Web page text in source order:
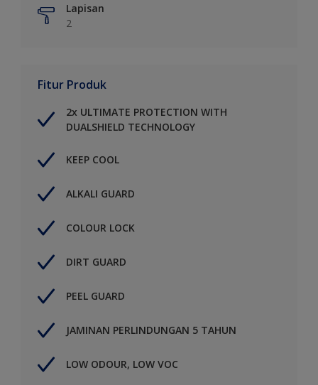
Lapisan
2
Fitur Produk
2x ULTIMATE PROTECTION WITH
DUALSHIELD TECHNOLOGY
KEEP COOL
ALKALI GUARD
COLOUR LOCK
DIRT GUARD
PEEL GUARD
JAMINAN PERLINDUNGAN 5 TAHUN
LOW ODOUR, LOW VOC